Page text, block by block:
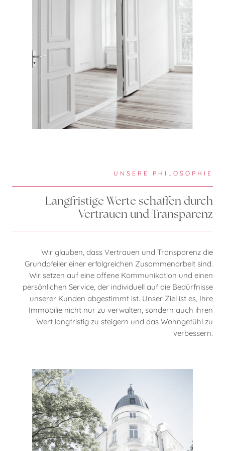
UNSERE PHILOSOPHIE
Langfristige Werte schaffen durch
Vertrauen und Transparenz
Wir glauben, dass Vertrauen und Transparenz die
Grundpfeiler einer erfolgreichen Zusammenarbeit sind.
Wir setzen auf eine offene Kommunikation und einen
persönlichen Service, der individuell auf die Bedürfnisse
unserer Kunden abgestimmt ist. Unser Ziel ist es, Ihre
Immobilie nicht nur zu verwalten, sondern auch ihren
Wert langfristig zu steigern und das Wohngefühl zu
verbessern.